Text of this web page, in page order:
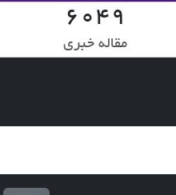
6049
مقاله خبری